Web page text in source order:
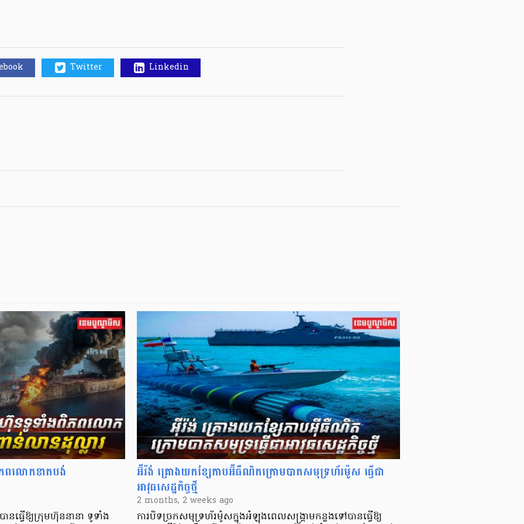
Twitter Linkedin
ភពលោកខាតបង់
នធ្វើឱ្យក្រុមហ៊ុននានា ទូទាំង​
អ៊ីរ៉ង់ គ្រោងយកខ្សែកាបអ៊ីធឺណិតក្រោមបាតសមុទ្រហ័រម៉ូស ធ្វើជា
អាវុធសេដ្ឋកិច្ចថ្មី
2 months, 2 weeks ago
ការបិទច្រកសមុទ្រហ័រម៉ូសក្នុងអំឡុងពេលសង្គ្រាមកន្លងទៅបានធ្វើឱ្យ